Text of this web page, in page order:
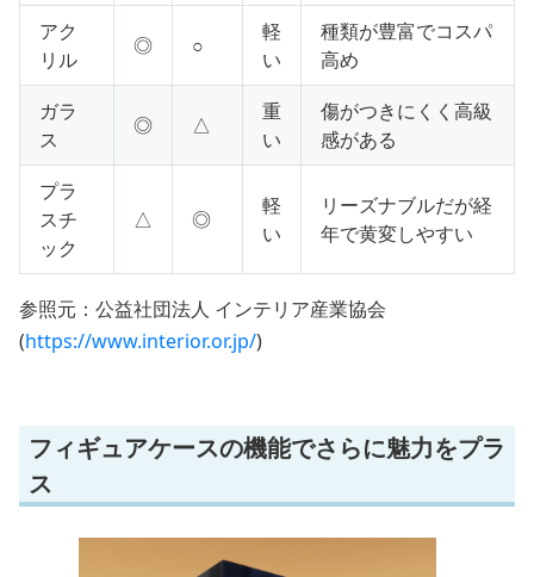
アク
リル
◎ ○
軽
い
種類が豊富でコスパ
高め
ガラ
ス
◎ △
重
い
傷がつきにくく高級
感がある
プラ
スチ
ック
△ ◎
軽
い
リーズナブルだが経
年で黄変しやすい
参照元：公益社団法人 インテリア産業協会
(https://www.interior.or.jp/)
フィギュアケースの機能でさらに魅力をプラ
ス